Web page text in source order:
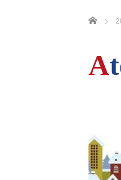
ホーム
A